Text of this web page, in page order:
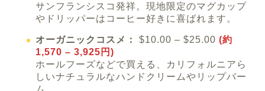
サンフランシスコ発祥。現地限定のマグカップ
やドリッパーはコーヒー好きに喜ばれます。
オーガニックコスメ： $10.00 – $25.00 (約
1,570 – 3,925円)
ホールフーズなどで買える、カリフォルニアら
しいナチュラルなハンドクリームやリップバー
ム。